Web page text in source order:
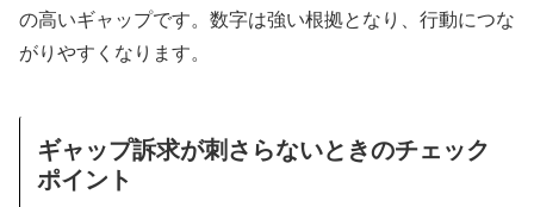
の高いギャップです。数字は強い根拠となり、行動につな
がりやすくなります。
ギャップ訴求が刺さらないときのチェック
ポイント